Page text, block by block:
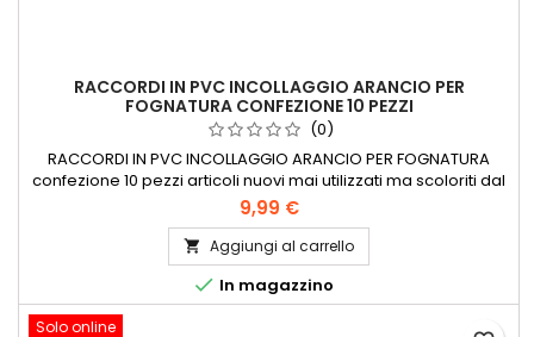
RACCORDI IN PVC INCOLLAGGIO ARANCIO PER
FOGNATURA CONFEZIONE 10 PEZZI
(0)
RACCORDI IN PVC INCOLLAGGIO ARANCIO PER FOGNATURA
confezione 10 pezzi articoli nuovi mai utilizzati ma scoloriti dal
sole, rimanenze di magazzino diametri vari dal 32 al 250
venduti in confezione da 10 pezzi
9,99 €
 Aggiungi al carrello
 In magazzino
Solo online